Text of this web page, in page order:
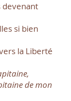
devenant
si bien
la Liberté
de mon